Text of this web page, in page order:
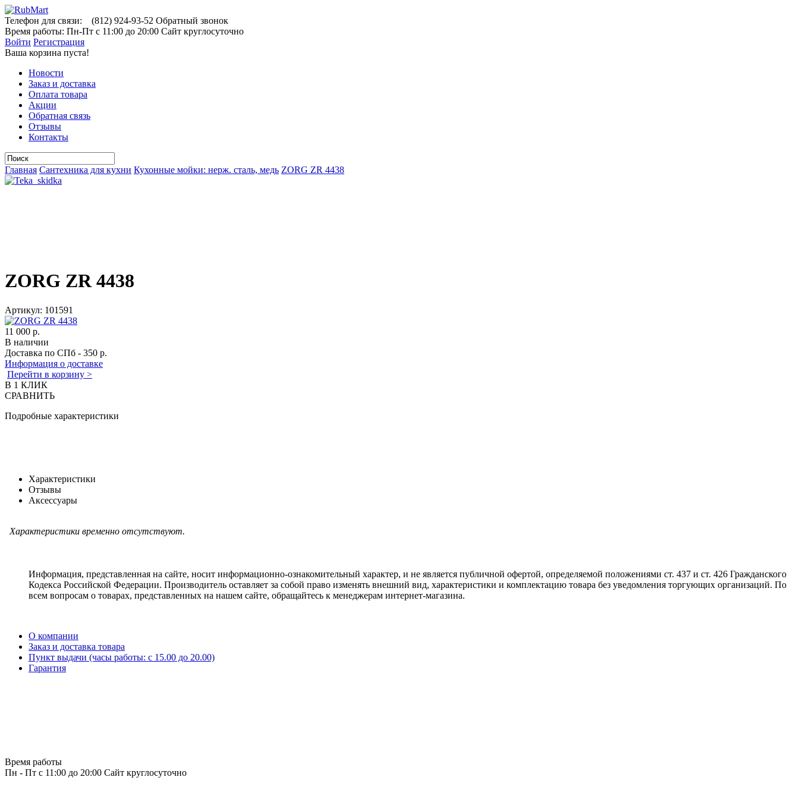
Телефон для связи: (812) 924-93-52 Обратный звонок
Время работы: Пн-Пт с 11:00 до 20:00 Сайт круглосуточно
Войти Регистрация
Ваша корзина пуста!
Новости
Заказ и доставка
Оплата товара
Акции
Обратная связь
Отзывы
Контакты
Главная Сантехника для кухни Кухонные мойки: нерж. сталь, медь ZORG ZR 4438
ZORG ZR 4438
Артикул: 101591
11 000 р.
В наличии
Доставка по СПб - 350 р.
Информация о доставке
Перейти в корзину >
В 1 КЛИК
СРАВНИТЬ
Подробные характеристики
Характеристики
Отзывы
Аксессуары
Характеристики временно отсутствуют.
Информация, представленная на сайте, носит информационно-ознакомительный характер, и не является публичной офертой, определяемой положениями ст. 437 и ст. 426 Гражданского
Кодекса Российской Федерации. Производитель оставляет за собой право изменять внешний вид, характеристики и комплектацию товара без уведомления торгующих организаций. По
всем вопросам о товарах, представленных на нашем сайте, обращайтесь к менеджерам интернет-магазина.
О компании
Заказ и доставка товара
Пункт выдачи (часы работы: c 15.00 до 20.00)
Гарантия
Время работы
Пн - Пт с 11:00 до 20:00 Сайт круглосуточно